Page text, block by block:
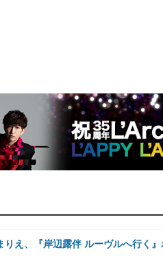
りえ、『岸辺露伴 ルーヴルへ行く